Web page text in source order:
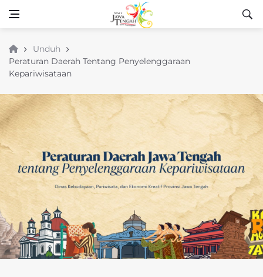
Unduh
Peraturan Daerah Tentang Penyelenggaraan
Kepariwisataan